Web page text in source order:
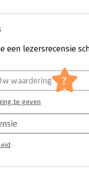
is herzien.
een lezersrecensie
waardering ?
te geven